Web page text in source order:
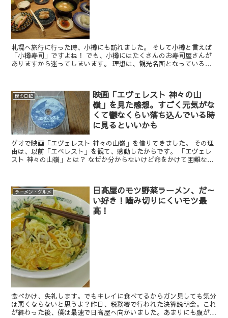
札幌へ旅行に行った時、小樽にも訪れました。 そして小樽と言えば
「小樽寿司」ですよね！ でも、小樽にはたくさんのお寿司屋さんが
ありますから迷ってしまいます。 理想は、観光名所となっている小
僕の日記
映画「エヴェレスト 神々の山
嶺」を見た感想。すごく元気がな
くて鬱なくらい落ち込んでいる時
に見るといいかも
ゲオで映画「エヴェレスト 神々の山嶺」を借りてきました。 その理
由は、以前「エベレスト」を観て、感動したからです。 「エヴェレ
スト 神々の山嶺」とは？ なぜか分からないけど命をかけて困難な山
ラーメン・グルメ
日高屋のモツ野菜ラーメン、だ～
い好き！噛み切りにくいモツ最
高！
食べかけ、失礼します。でもキレイに食べてるからガン見しても気分
は悪くならないと思うよ？昨日、税務署で行われた決算説明会。これ
が終わった後、僕は最速で日高屋へ向かいました。あまりにも腹が減